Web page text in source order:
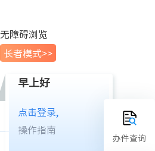
无障碍浏览
长者模式>>
早上好
点击登录,
操作指南
办件查询